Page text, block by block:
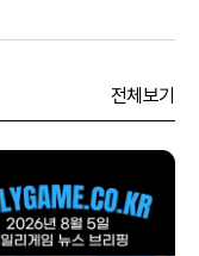
전체보기